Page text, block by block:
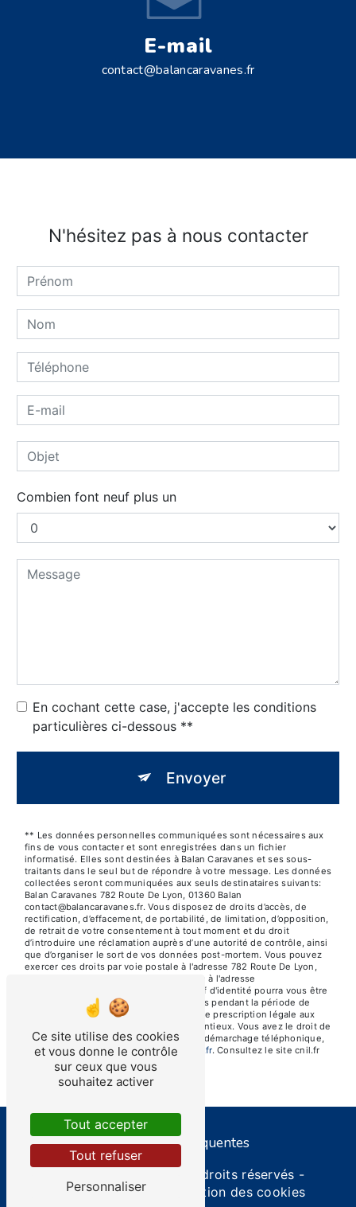
E-mail
contact@balancaravanes.fr
N'hésitez pas à nous contacter
Combien font neuf plus un
En cochant cette case, j'accepte les conditions
particulières ci-dessous **
Envoyer
** Les données personnelles communiquées sont nécessaires aux
fins de vous contacter et sont enregistrées dans un fichier
informatisé. Elles sont destinées à Balan Caravanes et ses sous-
traitants dans le seul but de répondre à votre message. Les données
collectées seront communiquées aux seuls destinataires suivants:
Balan Caravanes 782 Route De Lyon, 01360 Balan
contact@balancaravanes.fr. Vous disposez de droits d’accès, de
rectification, d’effacement, de portabilité, de limitation, d’opposition,
de retrait de votre consentement à tout moment et du droit
d’introduire une réclamation auprès d’une autorité de contrôle, ainsi
que d’organiser le sort de vos données post-mortem. Vous pouvez
exercer ces droits par voie postale à l'adresse 782 Route De Lyon,
01360 Balan ou par courrier électronique à l'adresse
contact@balancaravanes.fr. Un justificatif d'identité pourra vous être
demandé. Nous conservons vos données pendant la période de
prise de contact puis pendant la durée de prescription légale aux
fins probatoires et de gestion des contentieux. Vous avez le droit de
vous inscrire sur la liste d'opposition au démarchage téléphonique,
disponible à cette adresse:Bloctel.gouv.fr. Consultez le site cnil.fr
pour plus d’informations sur vos droits.
Recherches fréquentes
- 2026 - Tous droits réservés -
Mentions légales
Gestion des cookies
Ce site utilise des cookies
et vous donne le contrôle
sur ceux que vous
souhaitez activer
Tout accepter
Tout refuser
Personnaliser